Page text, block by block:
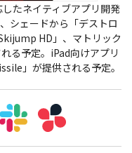
たネイティブアプリ開発
シェードから「デストロ
HD」、マトリック
る予定。iPad向けアプリ
」が提供される予定。